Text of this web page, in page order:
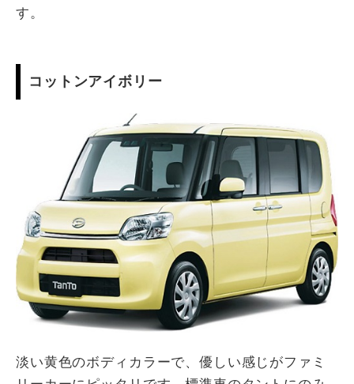
す。
コットンアイボリー
淡い黄色のボディカラーで、優しい感じがファミ